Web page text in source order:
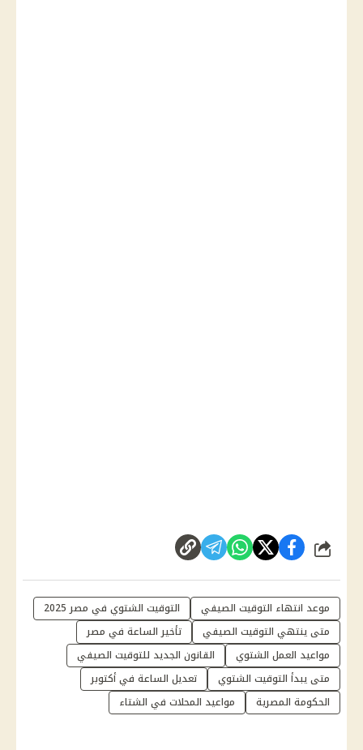
شارك
موعد انتهاء التوقيت الصيفي
التوقيت الشتوي في مصر 2025
متى ينتهي التوقيت الصيفي
تأخير الساعة في مصر
مواعيد العمل الشتوي
القانون الجديد للتوقيت الصيفي
متى يبدأ التوقيت الشتوي
تعديل الساعة في أكتوبر
الحكومة المصرية
مواعيد المحلات في الشتاء